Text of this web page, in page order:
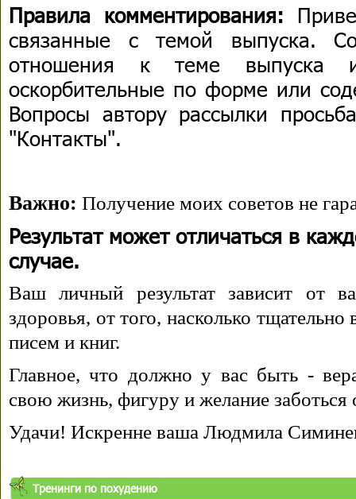
Правила комментирования:
связанные с темой выпуска.
отношения к теме выпуска
оскорбительные по форме или
Вопросы автору рассылки
"Контакты".
Важно: Получение моих советов не
Результат может отличаться в
случае.
Ваш личный результат зависит от
здоровья, от того, насколько
писем и книг.
Главное, что должно у вас быть -
свою жизнь, фигуру и желание заботься
Удачи! Искренне ваша Людмила
Тренинги по похудению